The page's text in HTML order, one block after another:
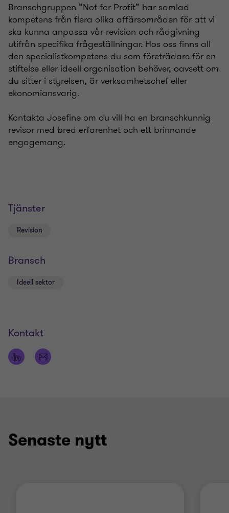
Branschgruppen ”Not for Profit” har samlad
kompetens från flera olika affärsområden för att vi
ska kunna anpassa vår revision och rådgivning
utifrån specifika frågeställningar. Hos oss finns all
den specialistkompetens du som företrädare för en
stiftelse eller ideell organisation behöver, oavsett om
du sitter i styrelsen, är verksamhetschef eller
ekonomiansvarig.
Kontakta Josefine om du vill ha en branschkunnig
revisor med bred erfarenhet och ett brinnande
engagemang.
Tjänster
Revision
Bransch
Ideell sektor
Kontakt
Senaste nytt